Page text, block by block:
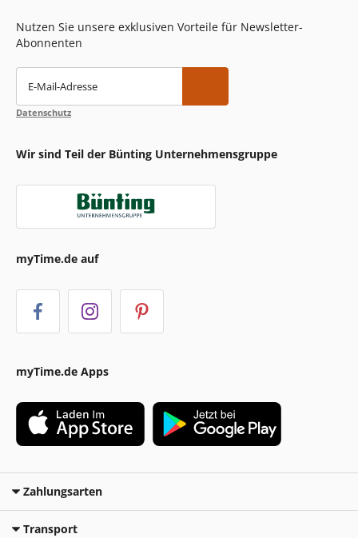
Nutzen Sie unsere exklusiven Vorteile für Newsletter-
Abonnenten
E-Mail-Adresse
Datenschutz
Wir sind Teil der Bünting Unternehmensgruppe
myTime.de auf
myTime.de Apps
Zahlungsarten
Transport